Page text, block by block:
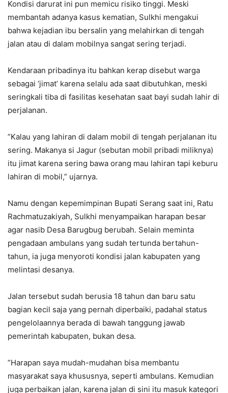
‎Kondisi darurat ini pun memicu risiko tinggi. Meski
membantah adanya kasus kematian, Sulkhi mengakui
bahwa kejadian ibu bersalin yang melahirkan di tengah
jalan atau di dalam mobilnya sangat sering terjadi.
‎Kendaraan pribadinya itu bahkan kerap disebut warga
sebagai ‘jimat’ karena selalu ada saat dibutuhkan, meski
seringkali tiba di fasilitas kesehatan saat bayi sudah lahir di
perjalanan.
‎”Kalau yang lahiran di dalam mobil di tengah perjalanan itu
sering. Makanya si Jagur (sebutan mobil pribadi miliknya)
itu jimat karena sering bawa orang mau lahiran tapi keburu
lahiran di mobil,” ujarnya.
‎Namu dengan kepemimpinan Bupati Serang saat ini, Ratu
Rachmatuzakiyah, Sulkhi menyampaikan harapan besar
agar nasib Desa Barugbug berubah. Selain meminta
pengadaan ambulans yang sudah tertunda bertahun-
tahun, ia juga menyoroti kondisi jalan kabupaten yang
melintasi desanya.
‎Jalan tersebut sudah berusia 18 tahun dan baru satu
bagian kecil saja yang pernah diperbaiki, padahal status
pengelolaannya berada di bawah tanggung jawab
pemerintah kabupaten, bukan desa.
‎”Harapan saya mudah-mudahan bisa membantu
masyarakat saya khususnya, seperti ambulans. Kemudian
juga perbaikan jalan, karena jalan di sini itu masuk kategori